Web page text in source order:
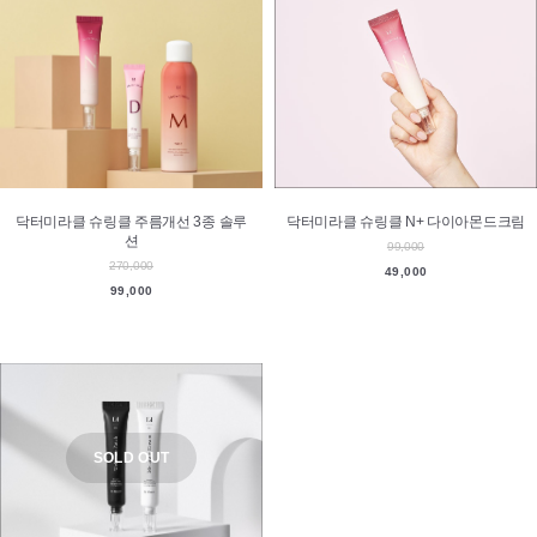
닥터미라클 슈링클 주름개선 3종 솔루
션
270,000
99,000
닥터미라클 슈링클 N+ 다이아몬드크림
99,000
49,000
SOLD OUT